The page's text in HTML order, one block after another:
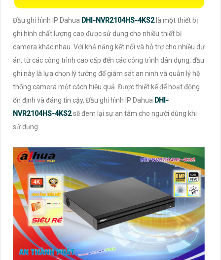
Đầu ghi hình IP Dahua DHI-NVR2104HS-4KS2 là một thiết bị
ghi hình chất lượng cao được sử dụng cho nhiều thiết bị
camera khác nhau. Với khả năng kết nối và hỗ trợ cho nhiều dự
án, từ các công trình cao cấp đến các công trình dân dụng, đầu
ghi này là lựa chọn lý tưởng để giám sát an ninh và quản lý hệ
thống camera một cách hiệu quả. Được thiết kế để hoạt động
ổn định và đáng tin cậy, Đầu ghi hình IP Dahua DHI-
NVR2104HS-4KS2sẽ đem lại sự an tâm cho người dùng khi
sử dụng.